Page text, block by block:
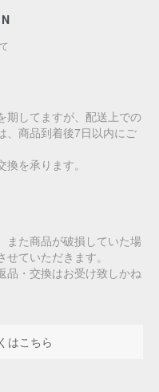
期してますが、配送上での
、商品到着後7日以内にご
を承ります。
また商品が破損していた場
ていただきます。
品・交換はお受け致しかね
はこちら